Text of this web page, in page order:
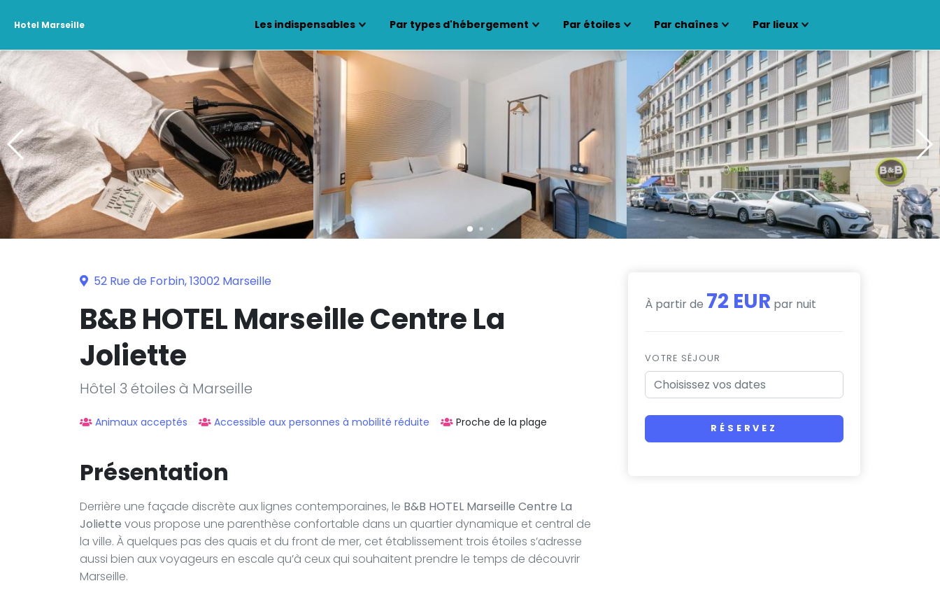
Hotel Marseille Les indispensables Par types d'hébergement Par étoiles Par chaînes Par lieux
52 Rue de Forbin, 13002 Marseille
B&B HOTEL Marseille Centre La
Joliette
Hôtel 3 étoiles à Marseille
Animaux acceptés Accessible aux personnes à mobilité réduite Proche de la plage
Présentation
Derrière une façade discrète aux lignes contemporaines, le B&B HOTEL Marseille Centre La
Joliette vous propose une parenthèse confortable dans un quartier dynamique et central de
la ville. À quelques pas des quais et du front de mer, cet établissement trois étoiles s’adresse
aussi bien aux voyageurs en escale qu’à ceux qui souhaitent prendre le temps de découvrir
Marseille.
À partir de 72 EUR par nuit
VOTRE SÉJOUR
RÉSERVEZ